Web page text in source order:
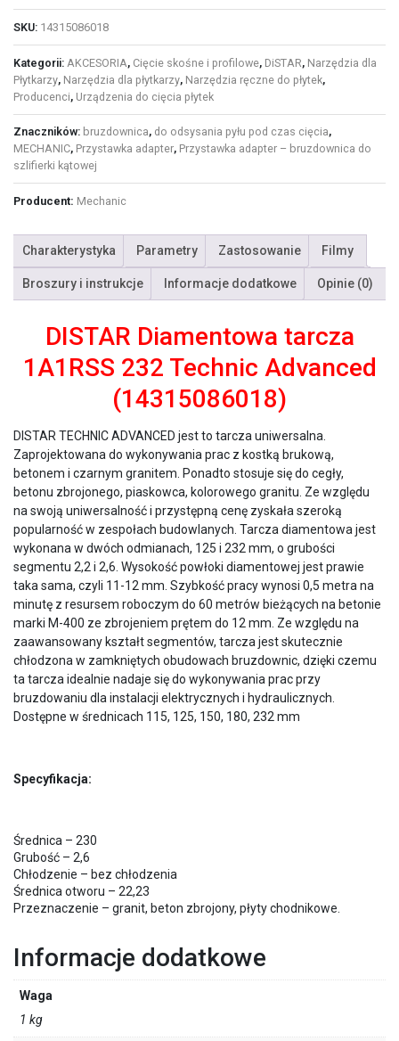
SKU: 14315086018
Kategorii: AKCESORIA, Cięcie skośne i profilowe, DiSTAR, Narzędzia dla
Płytkarzy, Narzędzia dla płytkarzy, Narzędzia ręczne do płytek,
Producenci, Urządzenia do cięcia płytek
Znaczników: bruzdownica, do odsysania pyłu pod czas cięcia,
MECHANIC, Przystawka adapter, Przystawka adapter – bruzdownica do
szlifierki kątowej
Producent: Mechanic
Charakterystyka Parametry Zastosowanie Filmy
Broszury i instrukcje Informacje dodatkowe Opinie (0)
DISTAR Diamentowa tarcza
1A1RSS 232 Technic Advanced
(14315086018)
DISTAR TECHNIC ADVANCED jest to tarcza uniwersalna.
Zaprojektowana do wykonywania prac z kostką brukową,
betonem i czarnym granitem. Ponadto stosuje się do cegły,
betonu zbrojonego, piaskowca, kolorowego granitu. Ze względu
na swoją uniwersalność i przystępną cenę zyskała szeroką
popularność w zespołach budowlanych. Tarcza diamentowa jest
wykonana w dwóch odmianach, 125 i 232 mm, o grubości
segmentu 2,2 i 2,6. Wysokość powłoki diamentowej jest prawie
taka sama, czyli 11-12 mm. Szybkość pracy wynosi 0,5 metra na
minutę z resursem roboczym do 60 metrów bieżących na betonie
marki M-400 ze zbrojeniem prętem do 12 mm. Ze względu na
zaawansowany kształt segmentów, tarcza jest skutecznie
chłodzona w zamkniętych obudowach bruzdownic, dzięki czemu
ta tarcza idealnie nadaje się do wykonywania prac przy
bruzdowaniu dla instalacji elektrycznych i hydraulicznych.
Dostępne w średnicach 115, 125, 150, 180, 232 mm
Specyfikacja:
Średnica – 230
Grubość – 2,6
Chłodzenie – bez chłodzenia
Średnica otworu – 22,23
Przeznaczenie – granit, beton zbrojony, płyty chodnikowe.
Informacje dodatkowe
Waga
1 kg